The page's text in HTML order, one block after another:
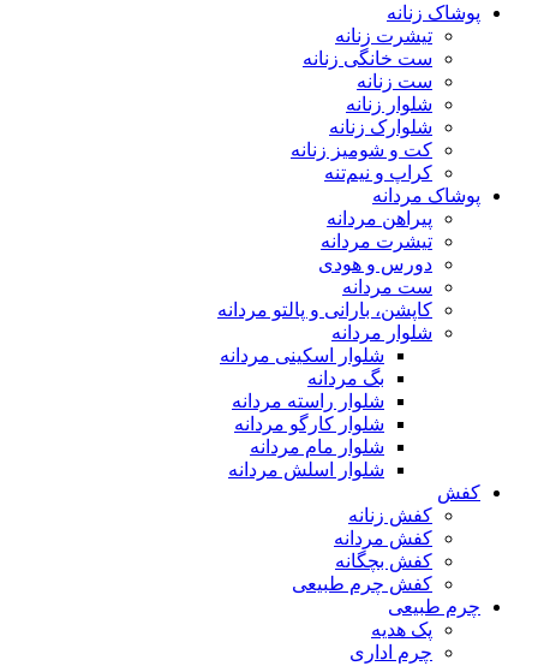
پوشاک زنانه
تیشرت زنانه
ست خانگی زنانه
ست زنانه
شلوار زنانه
شلوارک زنانه
کت و شومیز زنانه
کراپ و نیم‌تنه
پوشاک مردانه
پیراهن مردانه
تیشرت مردانه
دورس و هودی
ست مردانه
کاپشن، بارانی و پالتو مردانه
شلوار مردانه
شلوار اسکینی مردانه
بگ مردانه
شلوار راسته مردانه
شلوار کارگو مردانه
شلوار مام مردانه
شلوار اسلش مردانه
کفش
کفش زنانه
کفش مردانه
کفش بچگانه
کفش چرم طبیعی
چرم طبیعی
پک هدیه
چرم اداری